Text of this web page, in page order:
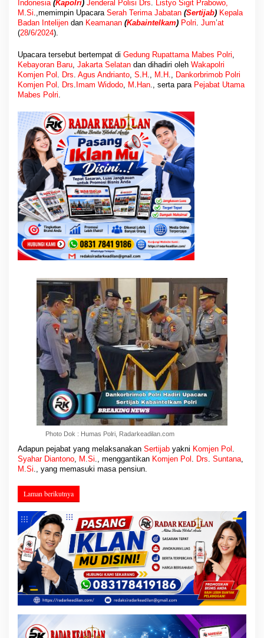
Indonesia (Kapolri) Jenderal Polisi Drs. Listyo Sigit Prabowo,
M .Si.,memimpin Upacara Serah Terima Jabatan (Sertijab) Kepala
Badan Intelijen dan Keamanan (Kabaintelkam) Polri. Jum’at
(28/6/2024).
Upacara tersebut bertempat di Gedung Rupattama Mabes Polri,
Kebayoran Baru, Jakarta Selatan dan dihadiri oleh Wakapolri
Komjen Pol . Drs. Agus Andrianto, S. H., M . H., Dankorbrimob Polri
Komjen Pol . Drs. Imam Widodo, M . Han., serta para Pejabat Utama
Mabes Polri.
Photo Dok : Humas Polri, Radarkeadilan.com
Adapun pejabat yang melaksanakan Sertijab yakni Komjen Pol .
Syahar Diantono, M .Si., menggantikan Komjen Pol . Drs. Suntana,
M .Si., yang memasuki masa pensiun.
Laman berikutnya